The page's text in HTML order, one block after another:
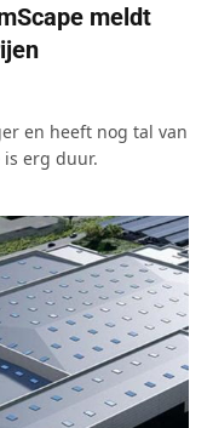
meldt
en heeft nog tal van
erg duur.